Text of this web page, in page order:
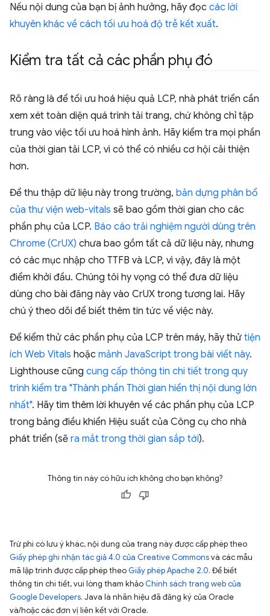
Nếu nội dung của bạn bị ảnh hưởng, hãy đọc các lời
khuyên khác về cách tối ưu hoá độ trễ kết xuất.
Kiểm tra tất cả các phần phụ đó
Rõ ràng là để tối ưu hoá hiệu quả LCP, nhà phát triển cần
xem xét toàn diện quá trình tải trang, chứ không chỉ tập
trung vào việc tối ưu hoá hình ảnh. Hãy kiểm tra mọi phần
của thời gian tải LCP, vì có thể có nhiều cơ hội cải thiện
hơn.
Để thu thập dữ liệu này trong trường, bản dựng phân bổ
của thư viện web-vitals sẽ bao gồm thời gian cho các
phần phụ của LCP. Báo cáo trải nghiệm người dùng trên
Chrome (CrUX) chưa bao gồm tất cả dữ liệu này, nhưng
có các mục nhập cho TTFB và LCP, vì vậy, đây là một
điểm khởi đầu. Chúng tôi hy vọng có thể đưa dữ liệu
dùng cho bài đăng này vào CrUX trong tương lai. Hãy
chú ý theo dõi để biết thêm tin tức về việc này.
Để kiểm thử các phần phụ của LCP trên máy, hãy thử tiện
ích Web Vitals hoặc mảnh JavaScript trong bài viết này.
Lighthouse cũng cung cấp thông tin chi tiết trong quy
trình kiểm tra "Thành phần Thời gian hiển thị nội dung lớn
nhất". Hãy tìm thêm lời khuyên về các phần phụ của LCP
trong bảng điều khiển Hiệu suất của Công cụ cho nhà
phát triển (sẽ ra mắt trong thời gian sắp tới).
Thông tin này có hữu ích không cho bạn không?
Trừ phi có lưu ý khác, nội dung của trang này được cấp phép theo
Giấy phép ghi nhận tác giả 4.0 của Creative Commonsvà các mẫu
mã lập trình được cấp phép theo Giấy phép Apache 2.0. Để biết
thông tin chi tiết, vui lòng tham khảo Chính sách trang web của
Google Developers. Java là nhãn hiệu đã đăng ký của Oracle
và/hoặc các đơn vị liên kết với Oracle.